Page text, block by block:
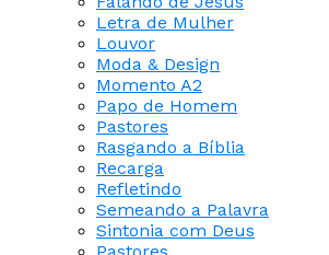
Letra de Mulher
Louvor
Moda & Design
Momento A2
Papo de Homem
Pastores
Rasgando a Bíblia
Recarga
Refletindo
Semeando a Palavra
Sintonia com Deus